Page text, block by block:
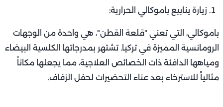
زيارة ينابيع باموكالي الحرارية:
باموكالي، التي تعني "قلعة القطن"، هي واحدة من الوجهات
الرومانسية المميزة في تركيا. تشتهر بمدرجاتها الكلسية البيضاء
ومياهها الدافئة ذات الخصائص العلاجية، مما يجعلها مكاناً
مثالياً للاسترخاء بعد عناء التحضيرات لحفل الزفاف.